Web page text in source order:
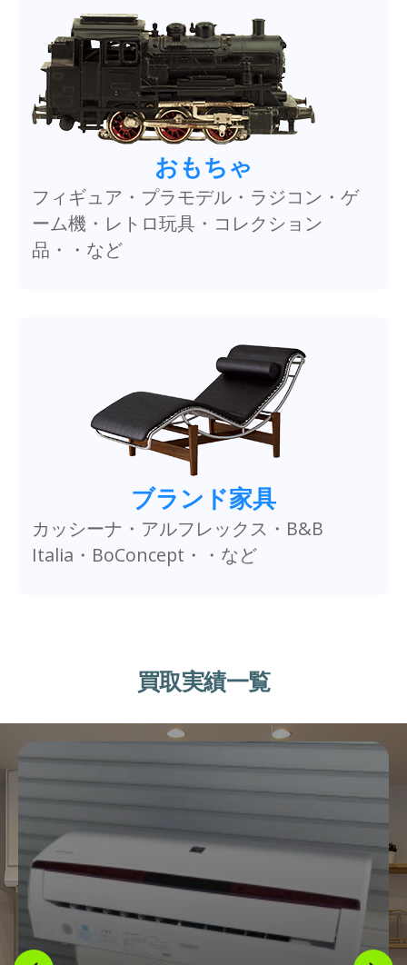
おもちゃ
フィギュア・プラモデル・ラジコン・ゲ
ーム機・レトロ玩具・コレクション
品・・など
ブランド家具
カッシーナ・アルフレックス・B&B
Italia・BoConcept・・など
買取実績一覧